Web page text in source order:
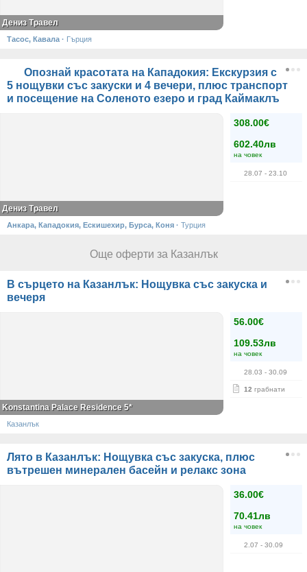
Дениз Травел
Тасос, Кавала · Гърция
Опознай красотата на Кападокия: Екскурзия с
5 нощувки със закуски и 4 вечери, плюс транспорт
и посещение на Соленото езеро и град Каймаклъ
308.00€
602.40лв
на човек
28.07 - 23.10
Дениз Травел
Анкара, Кападокия, Ескишехир, Бурса, Коня · Турция
Още оферти за Казанлък
В сърцето на Казанлък: Нощувка със закуска и
вечеря
56.00€
109.53лв
на човек
28.03 - 30.09
12 грабнати
Konstantina Palace Residence 5*
Казанлък
Лято в Казанлък: Нощувка със закуска, плюс
вътрешен минерален басейн и релакс зона
36.00€
70.41лв
на човек
2.07 - 30.09